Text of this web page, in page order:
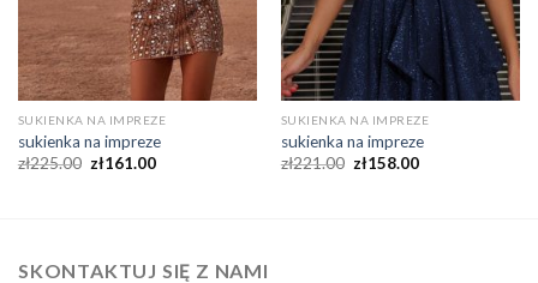
SUKIENKA NA IMPREZE
sukienka na impreze
zł225.00 zł161.00
SUKIENKA NA IMPREZE
sukienka na impreze
zł221.00 zł158.00
SKONTAKTUJ SIĘ Z NAMI